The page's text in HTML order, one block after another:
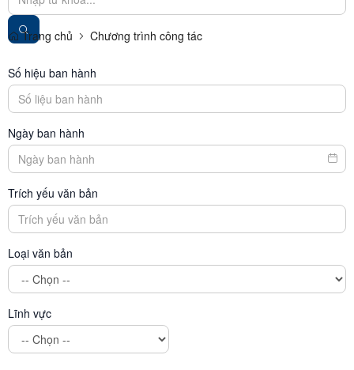
Trang chủ Chương trình công tác
Số hiệu ban hành
Ngày ban hành
Trích yếu văn bản
Loại văn bản
Lĩnh vực